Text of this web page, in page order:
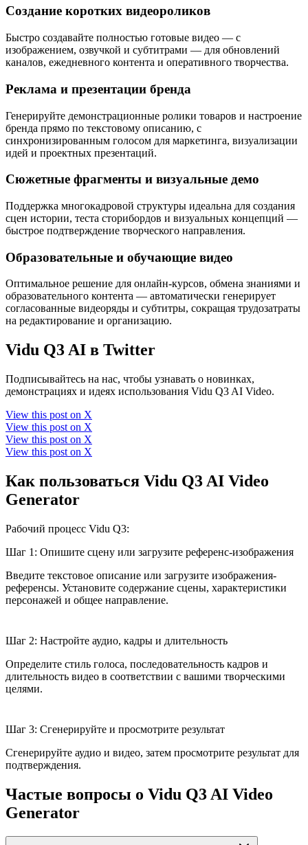
Создание коротких видеороликов
Быстро создавайте полностью готовые видео — с
изображением, озвучкой и субтитрами — для обновлений
каналов, ежедневного контента и оперативного творчества.
Реклама и презентации бренда
Генерируйте демонстрационные ролики товаров и настроение
бренда прямо по текстовому описанию, с
синхронизированным голосом для маркетинга, визуализации
идей и проектных презентаций.
Сюжетные фрагменты и визуальные демо
Поддержка многокадровой структуры идеальна для создания
сцен истории, теста сторибордов и визуальных концепций —
быстрое подтверждение творческого направления.
Образовательные и обучающие видео
Оптимальное решение для онлайн-курсов, обмена знаниями и
образовательного контента — автоматически генерирует
согласованные видеоряды и субтитры, сокращая трудозатраты
на редактирование и организацию.
Vidu Q3 AI в Twitter
Подписывайтесь на нас, чтобы узнавать о новинках,
демонстрациях и идеях использования Vidu Q3 AI Video.
View this post on X
View this post on X
View this post on X
View this post on X
Как пользоваться Vidu Q3 AI Video
Generator
Рабочий процесс Vidu Q3:
Шаг 1: Опишите сцену или загрузите референс-изображения
Введите текстовое описание или загрузите изображения-
референсы. Установите содержание сцены, характеристики
персонажей и общее направление.
Шаг 2: Настройте аудио, кадры и длительность
Определите стиль голоса, последовательность кадров и
длительность видео в соответствии с вашими творческими
целями.
Шаг 3: Сгенерируйте и просмотрите результат
Сгенерируйте аудио и видео, затем просмотрите результат для
подтверждения.
Частые вопросы о Vidu Q3 AI Video
Generator